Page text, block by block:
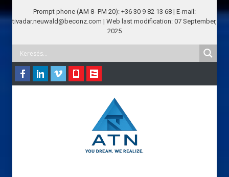
Prompt phone (AM 8- PM 20): +36 30 9 82 13 68 | E-mail:
tivadar.neuwald@beconz.com | Web last modification: 07 September,
2025